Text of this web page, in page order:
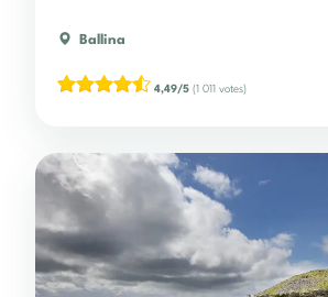
Ballina
4,49/5 (1 011 votes)